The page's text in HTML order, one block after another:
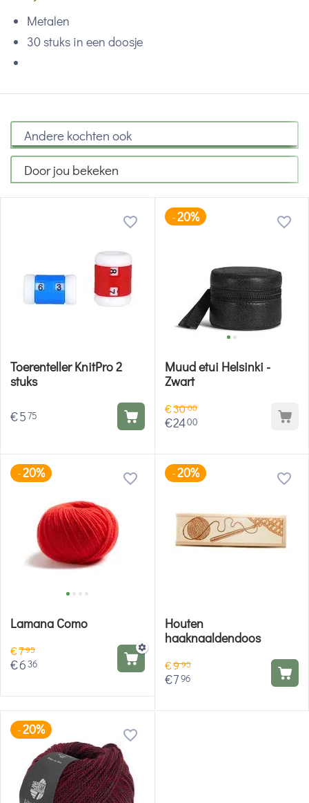
Metalen
30 stuks in een doosje
Andere kochten ook
Door jou bekeken
Toerenteller KnitPro 2
stuks
€575
-20%
Muud etui Helsinki -
Zwart
€3000
€2400
-20%
Lamana Como
€795
€6 36
-20%
Houten
haaknaaldendoos
€995
€796
-20%